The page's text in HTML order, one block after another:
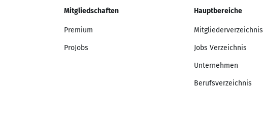
Mitgliedschaften
Premium
ProJobs
Hauptbereiche
Mitgliederverzeichnis
Jobs Verzeichnis
Unternehmen
Berufsverzeichnis